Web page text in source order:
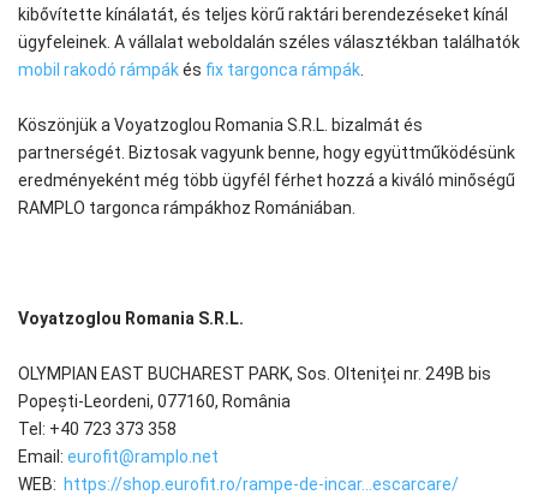
kibővítette kínálatát, és teljes körű raktári berendezéseket kínál
ügyfeleinek. A vállalat weboldalán széles választékban találhatók
mobil rakodó rámpákés fix targonca rámpák
Köszönjük a Voyatzoglou Romania S.R.L. bizalmát és
partnerségét. Biztosak vagyunk benne, hogy együttműködésünk
eredményeként még több ügyfél férhet hozzá a kiváló minőségű
RAMPLO targonca rámpákhoz Romániában.
Voyatzoglou Romania S.R.L.
OLYMPIAN EAST BUCHAREST PARK, Sos. Olteniței nr. 249B bis
Popești-Leordeni, 077160, România
Tel: +40 723 373 358
Email: eurofit@ramplo.net
WEB: https://shop.eurofit.ro/rampe-de-incar...escarcare/